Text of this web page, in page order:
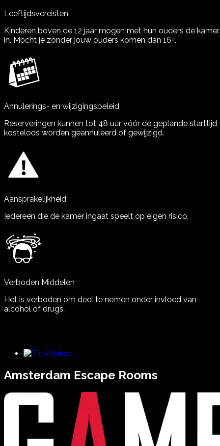
Leeftijdsvereisten
Kinderen boven de 12 jaar mogen met hun ouders de
in. Mocht je zonder jouw ouders komen dan 16+.
Annulerings- en wijzigingsbeleid
Reserveringen kunnen tot 48 uur vóór de geplande starttijd
kosteloos worden geannuleerd of gewijzigd.
Aansprakelijkheid
Iedereen die de kamer ingaat speelt op eigen risico.
Verboden Middelen
Het is verboden om deel te nemen onder invloed van
alcohol of drugs.
Amsterdam Escape Rooms